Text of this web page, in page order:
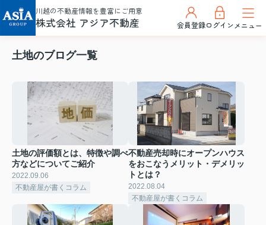
川越の不動産情報を豊富にご用意
株式会社 アジア不動産 会員登録ログインメニュー
土地のブログ一覧
土地の評価額とは、特徴や調べ
方などについてご紹介
2022.09.06
不動産屋が書くコラム
不動産売却時にオープンハウス
をおこなうメリット・デメリッ
トとは？
2022.08.04
不動産屋が書くコラム